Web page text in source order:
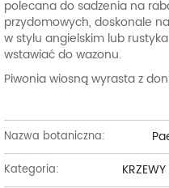
polecana do sadzenia na
przydomowych, doskonale
w stylu angielskim lub
wstawiać do wazonu.
Piwonia wiosną wyrasta z
Nazwa botaniczna:
Kategoria: